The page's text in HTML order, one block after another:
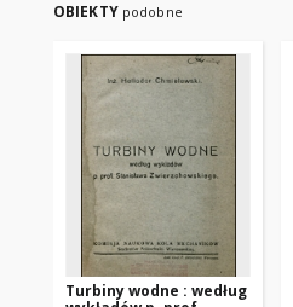
OBIEKTY podobne
Turbiny wodne : według